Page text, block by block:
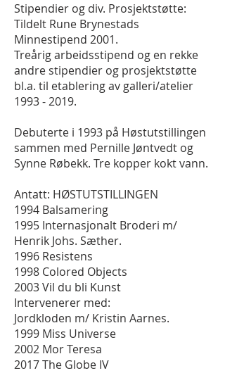
Stipendier og div. Prosjektstøtte:
Tildelt Rune Brynestads
Minnestipend 2001.
Treårig arbeidsstipend og en rekke
andre stipendier og prosjektstøtte
bl.a. til etablering av galleri/atelier
1993 - 2019.
Debuterte i 1993 på Høstutstillingen
sammen med Pernille Jøntvedt og
Synne Røbekk. Tre kopper kokt vann.
Antatt: HØSTUTSTILLINGEN
1994 Balsamering
1995 Internasjonalt Broderi m/
Henrik Johs. Sæther.
1996 Resistens
1998 Colored Objects
2003 Vil du bli Kunst
Intervenerer med:
Jordkloden m/ Kristin Aarnes.
1999 Miss Universe
2002 Mor Teresa
2017 The Globe IV